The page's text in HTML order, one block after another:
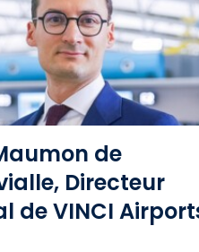
Voir le fichier
Version standard
de
Directeur
de VINCI